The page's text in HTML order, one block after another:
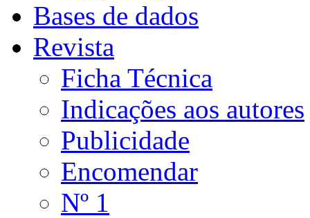
Bases de dados
Revista
Ficha Técnica
Indicações aos autores
Publicidade
Encomendar
Nº 1